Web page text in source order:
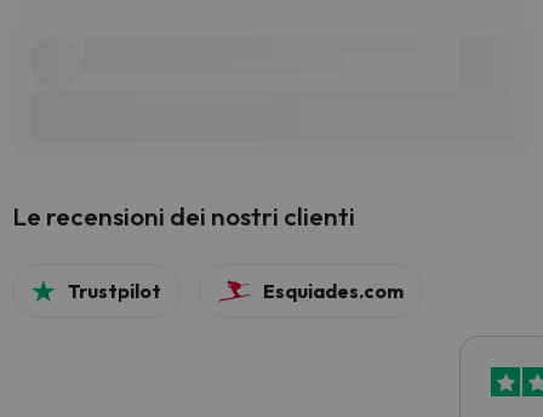
Le recensioni dei nostri clienti
Trustpilot Esquiades.com